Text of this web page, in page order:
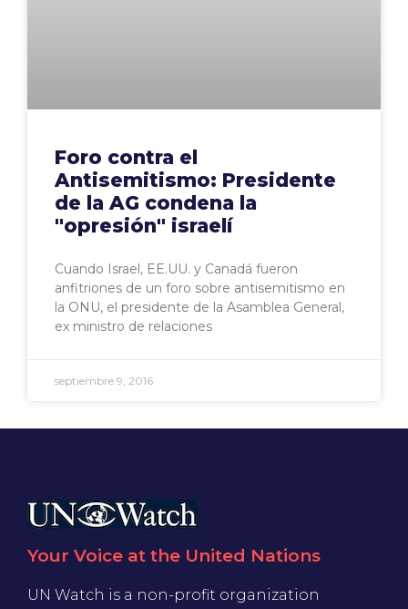
Foro contra el
Antisemitismo: Presidente
de la AG condena la
"opresión" israelí
Cuando Israel, EE.UU. y Canadá fueron
anfitriones de un foro sobre antisemitismo en
la ONU, el presidente de la Asamblea General,
ex ministro de relaciones
septiembre 9, 2016
Your Voice at the United Nations
UN Watch is a non-profit organization